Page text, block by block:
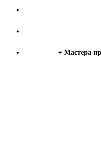
+ Мастера